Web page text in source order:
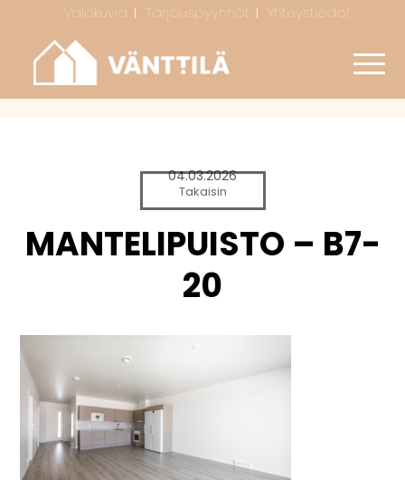
Valokuvia Tarjouspyynnöt Yhteystiedot
04.03.2026
Takaisin
MANTELIPUISTO – B7-
20